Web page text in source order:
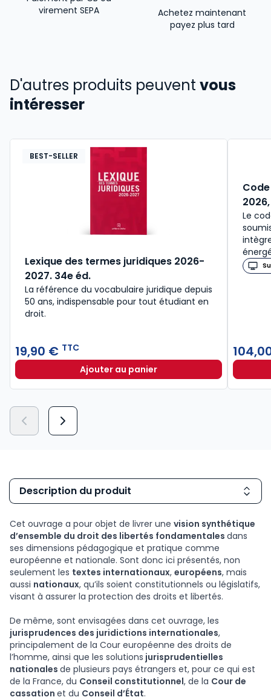
virement SEPA
Achetez maintenant
payez plus tard
D'autres produits peuvent vous
intéresser
BEST-SELLER
Lexique des termes juridiques 2026-
2027. 34e éd.
La référence du vocabulaire juridique depuis
50 ans, indispensable pour tout étudiant en
droit.​
19,90 € TTC
Ajouter au panierLexique des termes juridiques
Le
Description du produit
Cet ouvrage a pour objet de livrer une vision synthétique
d’ensemble du droit des libertés fondamentales dans
ses dimensions pédagogique et pratique comme
européenne et nationale. Sont donc ici présentés, non
seulement les textes internationaux, européens, mais
aussi nationaux, qu’ils soient constitutionnels ou législatifs,
visant à assurer la protection des droits et libertés.
De même, sont envisagées dans cet ouvrage, les
jurisprudences des juridictions internationales,
principalement de la Cour européenne des droits de
l’homme, ainsi que les solutions jurisprudentielles
nationales de plusieurs pays étrangers et, pour ce qui est
de la France, du Conseil constitutionnel, de la Cour de
cassation et du Conseil d’État.